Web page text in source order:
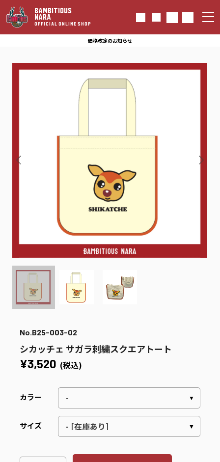
BAMBITIOUS
NARA
OFFICIAL ONLINE SHOP
価格改定のお知らせ
No.B25-003-02
シカッチェ サガラ刺繍スクエアトート
¥3,520 (税込)
カラー
サイズ